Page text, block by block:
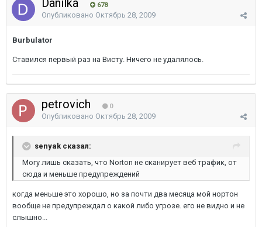
Danilka 678
Опубликовано Октябрь 28, 2009
Burbulator
Ставился первый раз на Висту. Ничего не удалялось.
petrovich 0
Опубликовано Октябрь 28, 2009
senyak сказал:
Могу лишь сказать, что Norton не сканирует веб трафик, от
сюда и меньше предупреждений
когда меньше это хорошо, но за почти два месяца мой нортон
вообще не предупреждал о какой либо угрозе. его не видно и не
слышно...